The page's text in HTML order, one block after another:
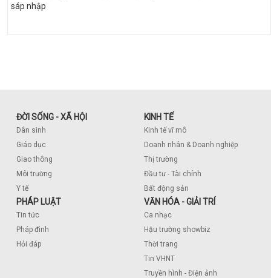
sáp nhập
ĐỜI SỐNG - XÃ HỘI
Dân sinh
Giáo dục
Giao thông
Môi trường
Y tế
KINH TẾ
Kinh tế vĩ mô
Doanh nhân & Doanh nghiệp
Thị trường
Đầu tư - Tài chính
Bất động sản
PHÁP LUẬT
Tin tức
Pháp đình
Hỏi đáp
VĂN HÓA - GIẢI TRÍ
Ca nhạc
Hậu trường showbiz
Thời trang
Tin VHNT
Truyền hình - Điện ảnh